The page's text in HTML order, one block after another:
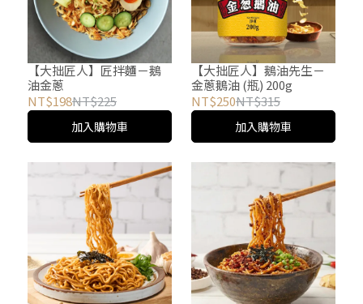
【大拙匠人】匠拌麵－鵝
油金蔥
NT$198NT$225
加入購物車
【大拙匠人】鵝油先生－
金蔥鵝油 (瓶) 200g
NT$250NT$315
加入購物車